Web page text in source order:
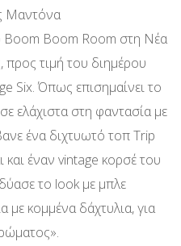
Μαντόνα
Boom Boom Room στη Νέα
τιμή του διημέρου
Six. Όπως επισημαίνει το
ελάχιστα στη φαντασία με
ένα διχτυωτό τοπ Trip
και έναν vintage κορσέ του
το look με μπλε
με κομμένα δάχτυλια, για